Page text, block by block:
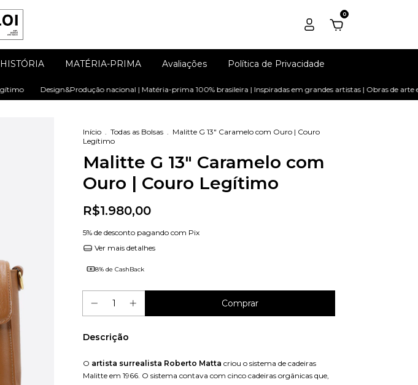
0
HISTÓRIA MATÉRIA-PRIMA Avaliações Política de Privacidade
Design&Produção nacional | Matéria-prima 100% brasileira | Inspiradas em grandes artistas | Obras de arte em
Início . Todas as Bolsas . Malitte G 13" Caramelo com Ouro | Couro
Legítimo
Malitte G 13" Caramelo com
Ouro | Couro Legítimo
R$1.980,00
5% de desconto pagando com Pix
Ver mais detalhes
8% de CashBack
Descrição
O artista surrealista Roberto Matta criou o sistema de cadeiras
Malitte em 1966. O sistema contava com cinco cadeiras orgânicas que,